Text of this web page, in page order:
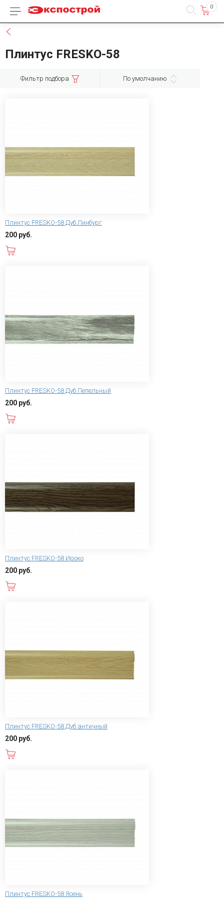
Каталог товаров 0
Плинтус FRESKO-58
Фильтр подбора По умолчанию
Плинтус FRESKO-58 Дуб Линбург
200 руб.
Плинтус FRESKO-58 Дуб Пепельный
200 руб.
Плинтус FRESKO-58 Ироко
200 руб.
Плинтус FRESKO-58 Дуб античный
200 руб.
Плинтус FRESKO-58 Ясень